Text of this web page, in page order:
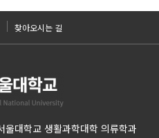
찾아오시는 길
대학교 생활과학대학 의류학과